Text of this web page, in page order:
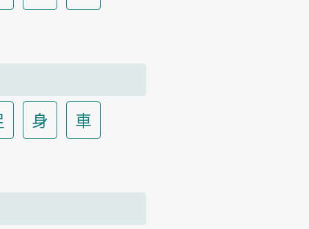
身
車